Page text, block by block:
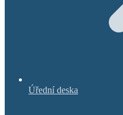
Úřední deska